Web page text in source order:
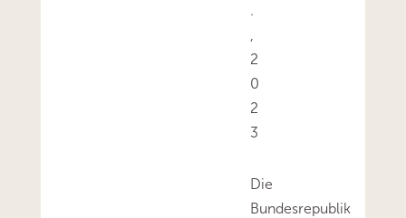
.
2
0
2
3
Die
Bundesrepublik